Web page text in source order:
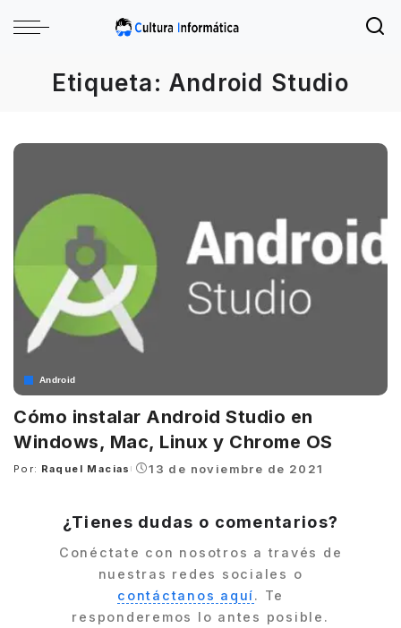
Etiqueta:Android Studio
Android
Cómo instalar Android Studio en
Windows, Mac, Linux y Chrome OS
Posted
Por: Raquel Macias 13 de noviembre de 2021
¿Tienes dudas o comentarios?
Conéctate con nosotros a través de
nuestras redes sociales o
contáctanos aquí. Te
responderemos lo antes posible.